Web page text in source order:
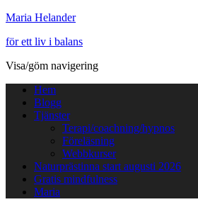
Maria Helander
för ett liv i balans
Visa/göm navigering
Hem
Blogg
Tjänster
Terapi/coachning/hypnos
Föreläsning
Webbkurser
Naturprästinna start augusti 2026
Gratis mindfulness
Maria